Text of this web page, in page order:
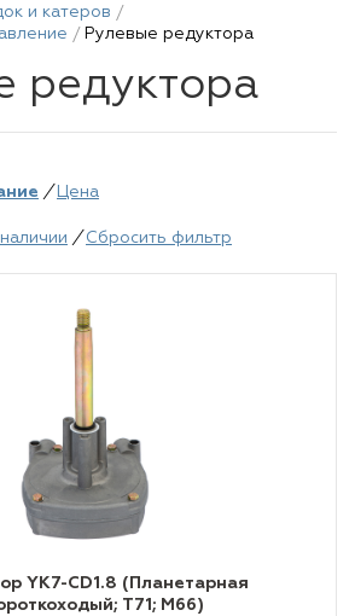
и катеров
Рулевые редуктора
редуктора
/ Цена
/ Сбросить фильтр
YK7-CD1.8 (Планетарная
T71; M66)